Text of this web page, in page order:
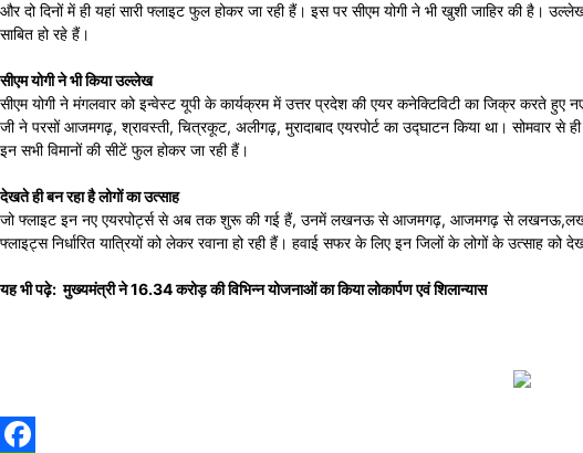
और दो दिनों में ही यहां सारी फ्लाइट फुल होकर जा रही हैं। इस पर सीएम योगी ने भी खुशी जाहिर की है।
साबित हो रहे हैं।
सीएम योगी ने भी किया उल्लेख
सीएम योगी ने मंगलवार को इन्वेस्ट यूपी के कार्यक्रम में उत्तर प्रदेश की एयर कनेक्टिविटी का जिक्र करते
जी ने परसों आजमगढ़, श्रावस्ती, चित्रकूट, अलीगढ़, मुरादाबाद एयरपोर्ट का उद्घाटन किया था। सोमवार
इन सभी विमानों की सीटें फुल होकर जा रही हैं।
देखते ही बन रहा है लोगों का उत्साह
जो फ्लाइट इन नए एयरपोर्ट्स से अब तक शुरू की गई हैं, उनमें लखनऊ से आजमगढ़, आजमगढ़ से
फ्लाइट्स निर्धारित यात्रियों को लेकर रवाना हो रही हैं। हवाई सफर के लिए इन जिलों के लोगों के
यह भी पढ़े: मुख्यमंत्री ने 16.34 करोड़ की विभिन्न योजनाओं का किया लोकार्पण एवं शिलान्यास